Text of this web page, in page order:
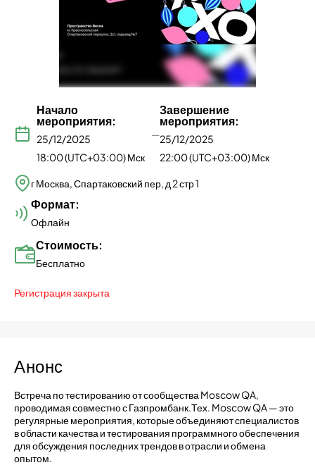
Регистрация закрыта
Начало
мероприятия:
25/12/2025
18:00 (UTC+03:00) Мск
—
Завершение
мероприятия:
25/12/2025
22:00 (UTC+03:00) Мск
г Москва, Спартаковский пер, д 2 стр 1
Формат:
Офлайн
Стоимость:
Бесплатно
Анонс
Встреча по тестированию от сообщества Moscow QA,
проводимая совместно с Газпромбанк.Тех. Moscow QA — это
регулярные мероприятия, которые объединяют специалистов
в области качества и тестирования программного обеспечения
для обсуждения последних трендов в отрасли и обмена
опытом.